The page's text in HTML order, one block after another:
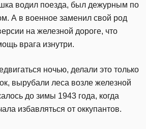
водил поезда, был дежурным по
А в военное заменил свой род
на железной дороге, что
врага изнутри.
ночью, делали это только
вырубали леса возле железной
до зимы 1943 года, когда
избавляться от оккупантов.